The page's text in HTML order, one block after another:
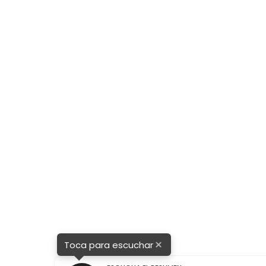
Toca para escuchar×